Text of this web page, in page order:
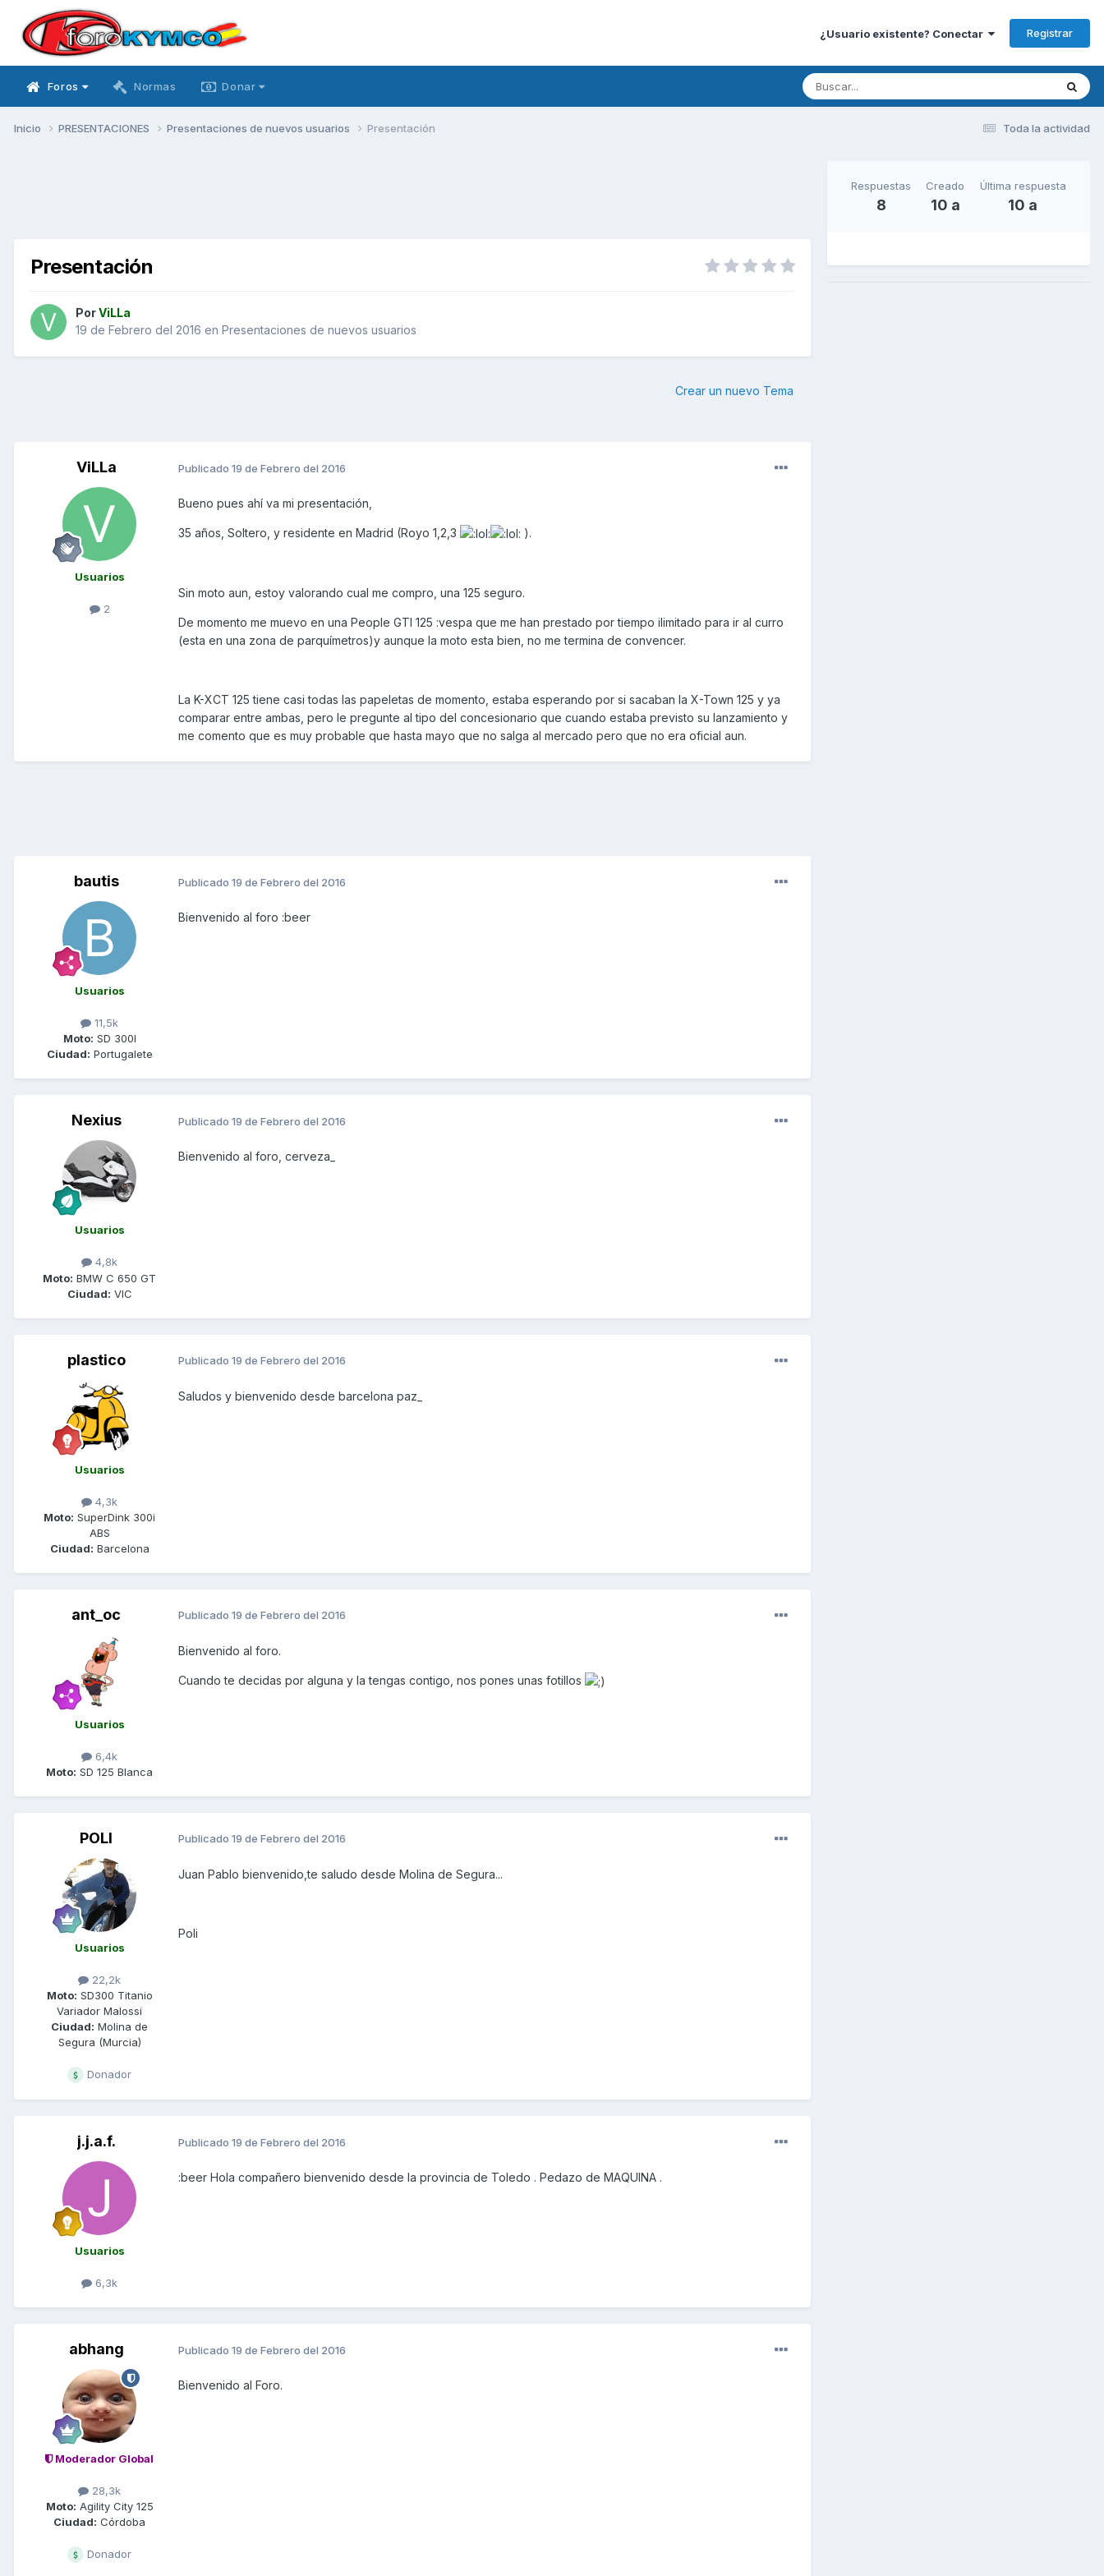
¿Usuario existente? Conectar Registrar
Foros Normas Donar
Toda la actividad
Inicio PRESENTACIONES Presentaciones de nuevos usuarios Presentación
Presentación
PorViLLa
19 de Febrero del 2016 en Presentaciones de nuevos usuarios
Crear un nuevo Tema
ViLLa
Usuarios
2
Publicado 19 de Febrero del 2016
Bueno pues ahí va mi presentación,
35 años, Soltero, y residente en Madrid (Royo 1,2,3 ).
Sin moto aun, estoy valorando cual me compro, una 125 seguro.
De momento me muevo en una People GTI 125 :vespa que me han prestado por tiempo ilimitado para ir al curro
(esta en una zona de parquímetros)y aunque la moto esta bien, no me termina de convencer.
La K-XCT 125 tiene casi todas las papeletas de momento, estaba esperando por si sacaban la X-Town 125 y ya
comparar entre ambas, pero le pregunte al tipo del concesionario que cuando estaba previsto su lanzamiento y
me comento que es muy probable que hasta mayo que no salga al mercado pero que no era oficial aun.
bautis
Usuarios
11,5k
Moto: SD 300I
Ciudad: Portugalete
Publicado 19 de Febrero del 2016
Bienvenido al foro :beer
Nexius
Usuarios
4,8k
Moto: BMW C 650 GT
Ciudad: VIC
Publicado 19 de Febrero del 2016
Bienvenido al foro, cerveza_
plastico
Usuarios
4,3k
Moto: SuperDink 300i
ABS
Ciudad: Barcelona
Publicado 19 de Febrero del 2016
Saludos y bienvenido desde barcelona paz_
ant_oc
Usuarios
6,4k
Moto: SD 125 Blanca
Publicado 19 de Febrero del 2016
Bienvenido al foro.
Cuando te decidas por alguna y la tengas contigo, nos pones unas fotillos
POLI
Usuarios
22,2k
Moto: SD300 Titanio
Variador Malossi
Ciudad: Molina de
Segura (Murcia)
Donador
Publicado 19 de Febrero del 2016
Juan Pablo bienvenido,te saludo desde Molina de Segura...
Poli
j.j.a.f.
Usuarios
6,3k
Publicado 19 de Febrero del 2016
:beer Hola compañero bienvenido desde la provincia de Toledo . Pedazo de MAQUINA .
abhang
Moderador Global
28,3k
Moto: Agility City 125
Ciudad: Córdoba
Donador
Publicado 19 de Febrero del 2016
Bienvenido al Foro.
Respuestas
8
Creado
10 a
Última respuesta
10 a